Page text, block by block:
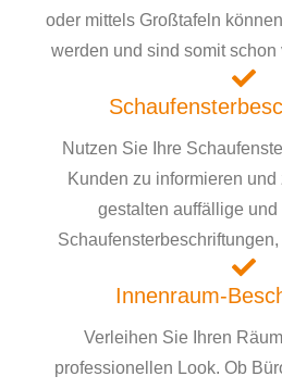
oder mittels Großtafeln
werden und sind somit schon
Nutzen Sie Ihre
Kunden zu informieren
gestalten auffällige
Innenraum-
Verleihen Sie Ihren
professionellen Look. Ob